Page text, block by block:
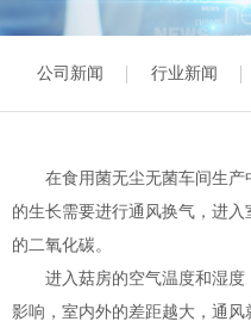
公司新闻 行业新闻
在食用菌无尘无菌车间生
的生长需要进行通风换气，进
的二氧化碳。
进入菇房的空气温度和湿
影响，室内外的差距越大，通风